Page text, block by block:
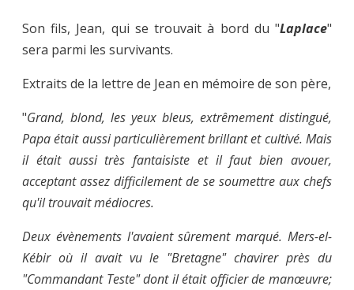
Son fils, Jean, qui se trouvait à bord du "Laplace"
sera parmi les survivants.
Extraits de la lettre de Jean en mémoire de son père,
"Grand, blond, les yeux bleus, extrêmement distingué,
Papa était aussi particulièrement brillant et cultivé. Mais
il était aussi très fantaisiste et il faut bien avouer,
acceptant assez difficilement de se soumettre aux chefs
qu'il trouvait médiocres.
Deux évènements l'avaient sûrement marqué. Mers-el-
Kébir où il avait vu le "Bretagne" chavirer près du
"Commandant Teste" dont il était officier de manœuvre;